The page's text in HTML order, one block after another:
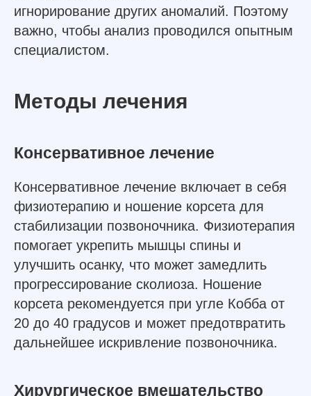
игнорирование других аномалий. Поэтому
важно, чтобы анализ проводился опытным
специалистом.
Методы лечения
Консервативное лечение
Консервативное лечение включает в себя
физиотерапию и ношение корсета для
стабилизации позвоночника. Физиотерапия
помогает укрепить мышцы спины и
улучшить осанку, что может замедлить
прогрессирование сколиоза. Ношение
корсета рекомендуется при угле Кобба от
20 до 40 градусов и может предотвратить
дальнейшее искривление позвоночника.
Хирургическое вмешательство